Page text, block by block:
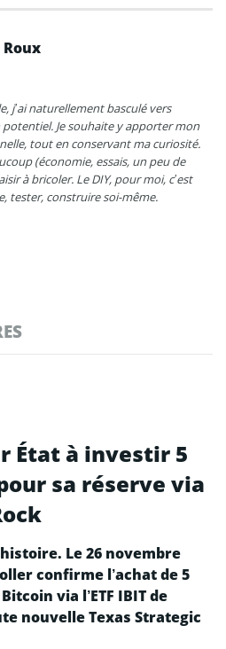
j’ai naturellement basculé vers
Je souhaite y apporter mon
tout en conservant ma curiosité.
(économie, essais, un peu de
à bricoler. Le DIY, pour moi, c’est
tester, construire soi-même.
État à investir 5
sa réserve via
Le 26 novembre
confirme l’achat de 5
via l’ETF IBIT de
nouvelle Texas Strategic